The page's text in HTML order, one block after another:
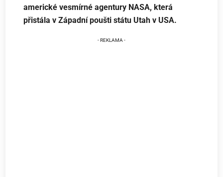
americké vesmírné agentury NASA, která
přistála v Západní poušti státu Utah v USA.